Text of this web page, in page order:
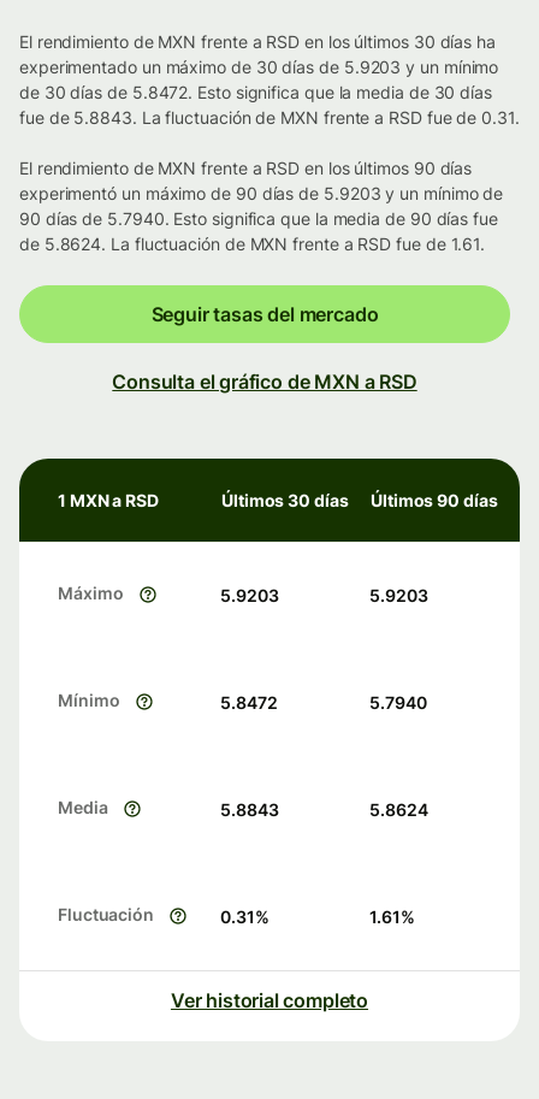
El rendimiento de MXN frente a RSD en los últimos 30 días ha
experimentado un máximo de 30 días de 5.9203 y un mínimo
de 30 días de 5.8472. Esto significa que la media de 30 días
fue de 5.8843. La fluctuación de MXN frente a RSD fue de 0.31.
El rendimiento de MXN frente a RSD en los últimos 90 días
experimentó un máximo de 90 días de 5.9203 y un mínimo de
90 días de 5.7940. Esto significa que la media de 90 días fue
de 5.8624. La fluctuación de MXN frente a RSD fue de 1.61.
Seguir tasas del mercado
Consulta el gráfico de MXN a RSD
1 MXN a RSD Últimos 30 días Últimos 90 días
Máximo 5.9203 5.9203
Mínimo 5.8472 5.7940
Media 5.8843 5.8624
Fluctuación 0.31% 1.61%
Ver historial completo